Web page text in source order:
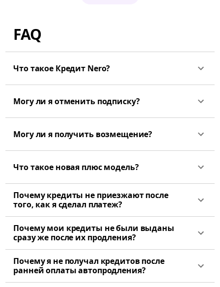
FAQ
Что такое Кредит Nero?
Могу ли я отменить подписку?
Могу ли я получить возмещение?
Что такое новая плюс модель?
Почему кредиты не приезжают после
того, как я сделал платеж?
Почему мои кредиты не были выданы
сразу же после их продления?
Почему я не получал кредитов после
ранней оплаты автопродления?